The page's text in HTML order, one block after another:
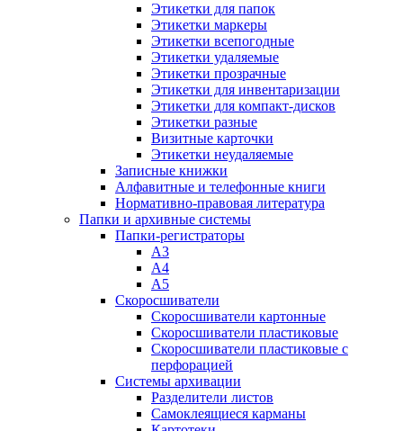
Этикетки для папок
Этикетки маркеры
Этикетки всепогодные
Этикетки удаляемые
Этикетки прозрачные
Этикетки для инвентаризации
Этикетки для компакт-дисков
Этикетки разные
Визитные карточки
Этикетки неудаляемые
Записные книжки
Алфавитные и телефонные книги
Нормативно-правовая литература
Папки и архивные системы
Папки-регистраторы
А3
А4
А5
Скоросшиватели
Скоросшиватели картонные
Скоросшиватели пластиковые
Скоросшиватели пластиковые с
перфорацией
Системы архивации
Разделители листов
Самоклеящиеся карманы